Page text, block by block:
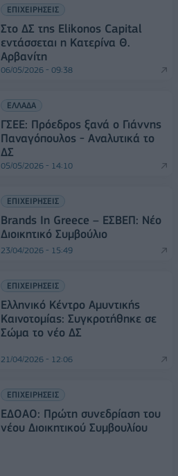
ΕΠΙΧΕΙΡΗΣΕΙΣ
Στο ΔΣ της Elikonos Capital
εντάσσεται η Κατερίνα Θ.
Αρβανίτη
06/05/2026 - 09:38
ΕΛΛΑΔΑ
ΓΣΕΕ: Πρόεδρος ξανά ο Γιάννης
Παναγόπουλος - Αναλυτικά το
ΔΣ
05/05/2026 - 14:10
ΕΠΙΧΕΙΡΗΣΕΙΣ
Brands In Greece – ΕΣΒΕΠ: Νέο
Διοικητικό Συμβούλιο
23/04/2026 - 15:49
ΕΠΙΧΕΙΡΗΣΕΙΣ
Ελληνικό Κέντρο Αμυντικής
Καινοτομίας: Συγκροτήθηκε σε
Σώμα το νέο ΔΣ
21/04/2026 - 12:06
ΕΠΙΧΕΙΡΗΣΕΙΣ
EΔΟΑΟ: Πρώτη συνεδρίαση του
νέου Διοικητικού Συμβουλίου